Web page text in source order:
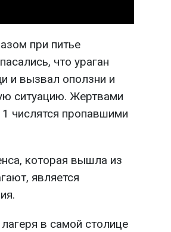
при питье
что ураган
и вызвал оползни и
ситуацию. Жертвами
числятся пропавшими
которая вышла из
является
в самой столице